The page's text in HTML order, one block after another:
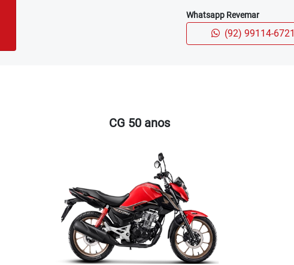
Whatsapp Revemar
(92) 99114-6721
CG 50 anos